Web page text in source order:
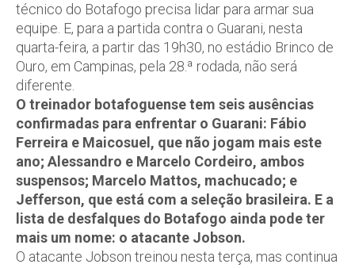
técnico do Botafogo precisa lidar para armar sua
equipe. E, para a partida contra o Guarani, nesta
quarta-feira, a partir das 19h30, no estádio Brinco de
Ouro, em Campinas, pela 28.ª rodada, não será
diferente.
O treinador botafoguense tem seis ausências
confirmadas para enfrentar o Guarani: Fábio
Ferreira e Maicosuel, que não jogam mais este
ano; Alessandro e Marcelo Cordeiro, ambos
suspensos; Marcelo Mattos, machucado; e
Jefferson, que está com a seleção brasileira. E a
lista de desfalques do Botafogo ainda pode ter
mais um nome: o atacante Jobson.
O atacante Jobson treinou nesta terça, mas continua